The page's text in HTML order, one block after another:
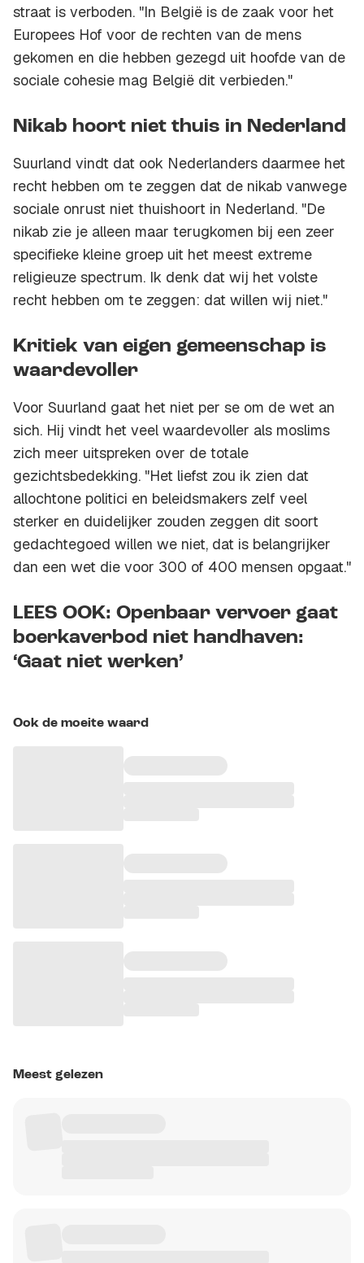
straat is verboden. "In België is de zaak voor het
Europees Hof voor de rechten van de mens
gekomen en die hebben gezegd uit hoofde van de
sociale cohesie mag België dit verbieden."
Nikab hoort niet thuis in Nederland
Suurland vindt dat ook Nederlanders daarmee het
recht hebben om te zeggen dat de nikab vanwege
sociale onrust niet thuishoort in Nederland. "De
nikab zie je alleen maar terugkomen bij een zeer
specifieke kleine groep uit het meest extreme
religieuze spectrum. Ik denk dat wij het volste
recht hebben om te zeggen: dat willen wij niet."
Kritiek van eigen gemeenschap is
waardevoller
Voor Suurland gaat het niet per se om de wet an
sich. Hij vindt het veel waardevoller als moslims
zich meer uitspreken over de totale
gezichtsbedekking. "Het liefst zou ik zien dat
allochtone politici en beleidsmakers zelf veel
sterker en duidelijker zouden zeggen dit soort
gedachtegoed willen we niet, dat is belangrijker
dan een wet die voor 300 of 400 mensen opgaat."
LEES OOK: Openbaar vervoer gaat
boerkaverbod niet handhaven:
‘Gaat niet werken’
Ook de moeite waard
Meest gelezen